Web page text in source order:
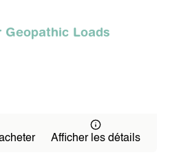
Geopathic Loads
Afficher les détails